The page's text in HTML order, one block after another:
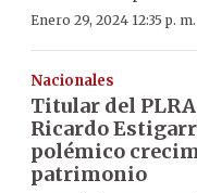
Enero 29, 2024 12:35 p. m.
Nacionales
Titular del
Ricardo
polémico
patrimonio